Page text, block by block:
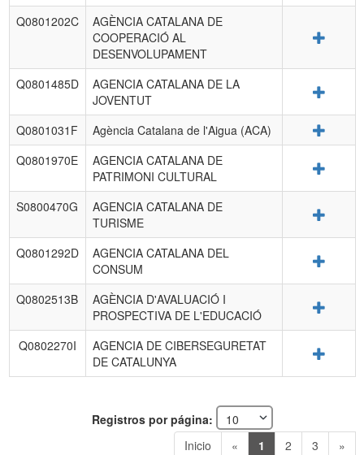
Q0801202C
AGÈNCIA CATALANA DE
COOPERACIÓ AL
DESENVOLUPAMENT
Q0801485D
AGENCIA CATALANA DE LA
JOVENTUT
Q0801031F Agència Catalana de l'Aigua (ACA)
Q0801970E
AGENCIA CATALANA DE
PATRIMONI CULTURAL
S0800470G
AGENCIA CATALANA DE
TURISME
Q0801292D
AGENCIA CATALANA DEL
CONSUM
Q0802513B
AGÈNCIA D'AVALUACIÓ I
PROSPECTIVA DE L'EDUCACIÓ
Q0802270I
AGENCIA DE CIBERSEGURETAT
DE CATALUNYA
Registros por página:
Inicio
« 1 2 3 »